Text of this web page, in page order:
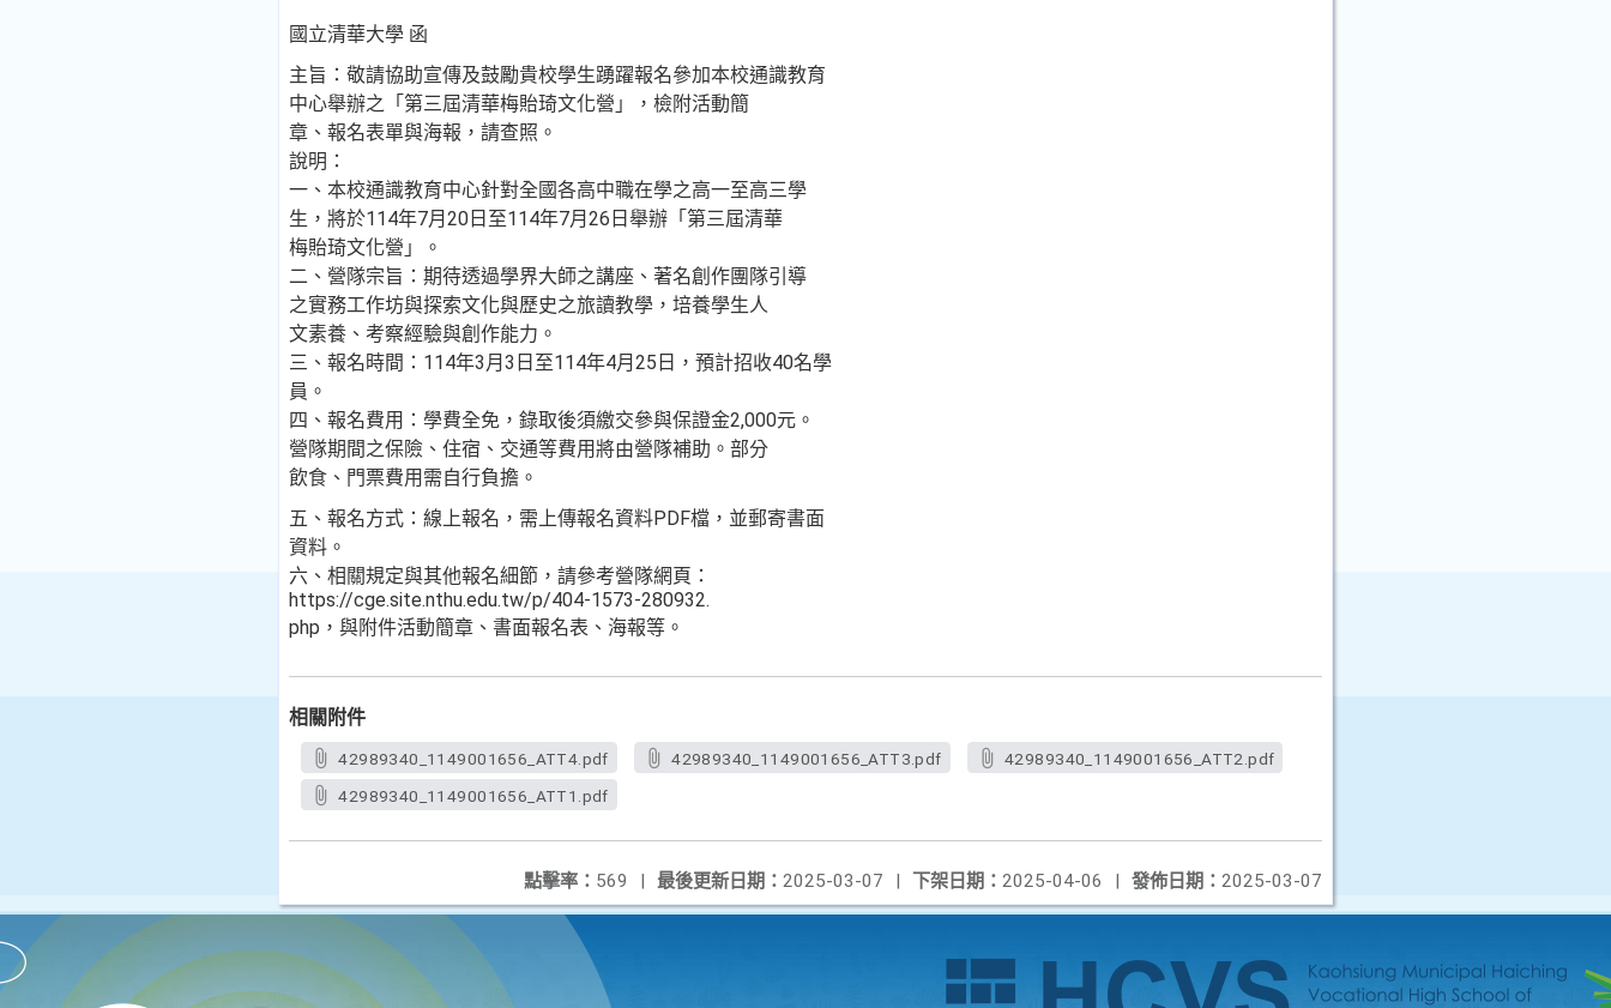
國立清華大學 函
主旨：敬請協助宣傳及鼓勵貴校學生踴躍報名參加本校通識教育
中心舉辦之「第三屆清華梅貽琦文化營」，檢附活動簡
章、報名表單與海報，請查照。
說明：
一、本校通識教育中心針對全國各高中職在學之高一至高三學
生，將於114年7月20日至114年7月26日舉辦「第三屆清華
梅貽琦文化營」。
二、營隊宗旨：期待透過學界大師之講座、著名創作團隊引導
之實務工作坊與探索文化與歷史之旅讀教學，培養學生人
文素養、考察經驗與創作能力。
三、報名時間：114年3月3日至114年4月25日，預計招收40名學
員。
四、報名費用：學費全免，錄取後須繳交參與保證金2,000元。
營隊期間之保險、住宿、交通等費用將由營隊補助。部分
飲食、門票費用需自行負擔。
五、報名方式：線上報名，需上傳報名資料PDF檔，並郵寄書面
資料。
六、相關規定與其他報名細節，請參考營隊網頁：
https://cge.site.nthu.edu.tw/p/404-1573-280932.
php，與附件活動簡章、書面報名表、海報等。
相關附件
42989340_1149001656_ATT4.pdf 42989340_1149001656_ATT3.pdf
42989340_1149001656_ATT2.pdf
42989340_1149001656_ATT1.pdf
發佈日期： 2025-03-07
下架日期： 2025-04-06 |
最後更新日期： 2025-03-07 |
點擊率： 569 |